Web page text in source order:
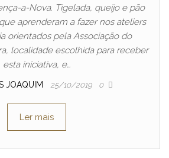
a-Nova. Tigelada, queijo e pão
aprenderam a fazer nos ateliers
orientados pela Associação do
localidade escolhida para receber
esta iniciativa, e…
JOAQUIM 25/10/2019 0
Ler mais